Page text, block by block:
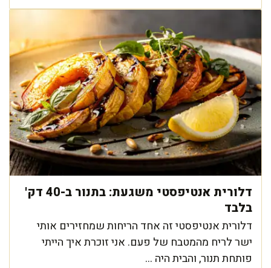
דלורית אנטיפסטי משגעת: בתנור ב-40 דק'
בלבד
דלורית אנטיפסטי זה אחד הריחות שמחזירים אותי
ישר לריח מהמטבח של פעם. אני זוכרת איך הייתי
פותחת תנור, והבית היה ...